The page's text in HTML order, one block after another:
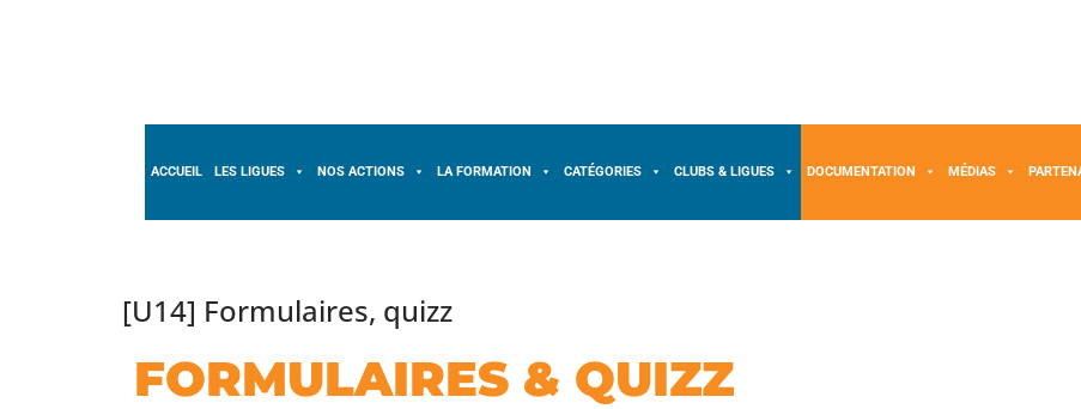
ACCUEIL LES LIGUES NOS ACTIONS LA FORMATION CATÉGORIES CLUBS & LIGUES DOCUMENTATION MÉDIAS
[U14] Formulaires, quizz
FORMULAIRES & QUIZZ